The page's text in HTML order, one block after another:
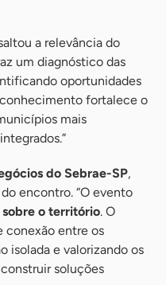
a relevância do
um diagnóstico das
oportunidades
fortalece o
mais
do Sebrae-SP,
encontro. “O evento
o território. O
conexão entre os
isolada e valorizando os
soluções